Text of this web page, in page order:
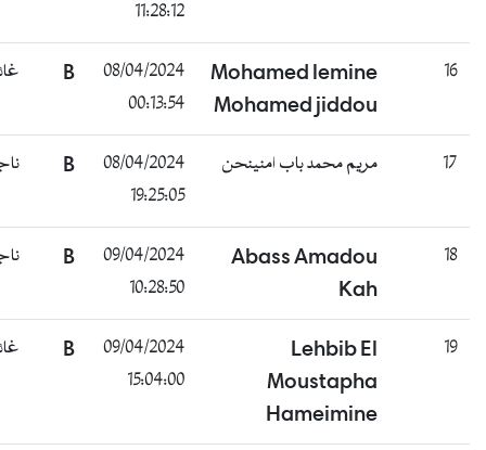
11:28:12
Mohamed lemine
Mohamed jiddou
08/04/2024
00:13:54
B غائب
مريم محمد باب امنينحن
08/04/2024
19:25:05
B ناجح
Abass Amadou
Kah
09/04/2024
10:28:50
B ناجح
Lehbib El
Moustapha
Hameimine
09/04/2024
15:04:00
B غائب